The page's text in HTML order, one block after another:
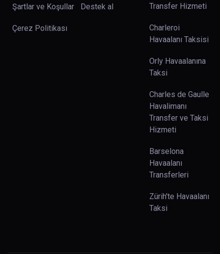
Şartlar ve Koşullar
Çerez Politikası
Destek al
Transfer Hizmeti
Charleroi
Havaalanı Taksisi
Orly Havaalanına
Taksi
Charles de Gaulle
Havalimanı
Transfer ve Taksi
Hizmeti
Barselona
Havaalanı
Transferleri
Zürih'te Havaalanı
Taksi